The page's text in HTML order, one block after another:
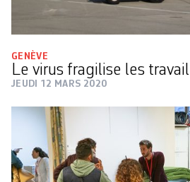
GENÈVE
Le virus fragilise les
JEUDI 12 MARS 2020